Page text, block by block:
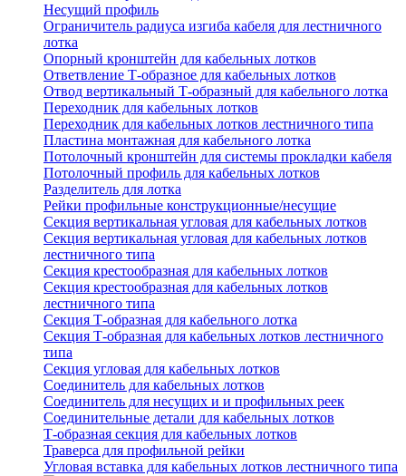
Несущий профиль
Ограничитель радиуса изгиба кабеля для лестничного
лотка
Опорный кронштейн для кабельных лотков
Ответвление Т-образное для кабельных лотков
Отвод вертикальный Т-образный для кабельного лотка
Переходник для кабельных лотков
Переходник для кабельных лотков лестничного типа
Пластина монтажная для кабельного лотка
Потолочный кронштейн для системы прокладки кабеля
Потолочный профиль для кабельных лотков
Разделитель для лотка
Рейки профильные конструкционные/несущие
Секция вертикальная угловая для кабельных лотков
Секция вертикальная угловая для кабельных лотков
лестничного типа
Секция крестообразная для кабельных лотков
Секция крестообразная для кабельных лотков
лестничного типа
Секция Т-образная для кабельного лотка
Секция Т-образная для кабельных лотков лестничного
типа
Секция угловая для кабельных лотков
Соединитель для кабельных лотков
Соединитель для несущих и и профильных реек
Соединительные детали для кабельных лотков
Т-образная секция для кабельных лотков
Траверса для профильной рейки
Угловая вставка для кабельных лотков лестничного типа